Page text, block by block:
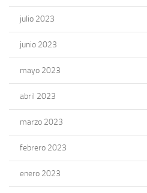
julio 2023
junio 2023
mayo 2023
abril 2023
marzo 2023
febrero 2023
enero 2023